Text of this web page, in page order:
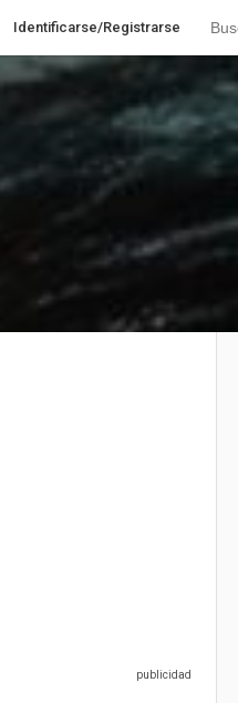
Identificarse/Registrarse